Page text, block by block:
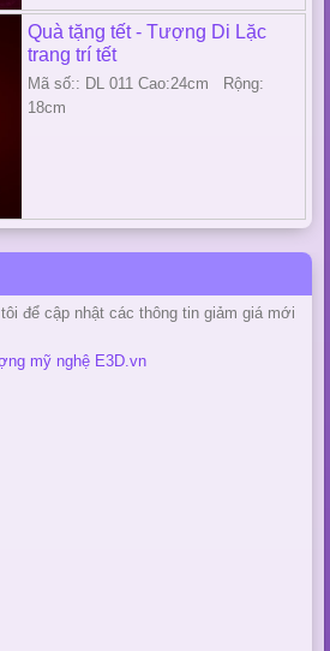
Quà tặng tết - Tượng Di Lặc
trang trí tết
Mã số:: DL 011 Cao:24cm Rộng:
18cm
để cập nhật các thông tin giảm giá mới
mỹ nghệ E3D.vn